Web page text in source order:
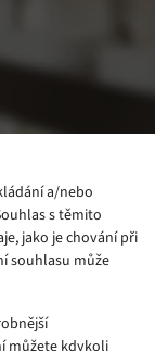
a/nebo
s těmito
jako je chování při
souhlasu může
můžete kdykoli